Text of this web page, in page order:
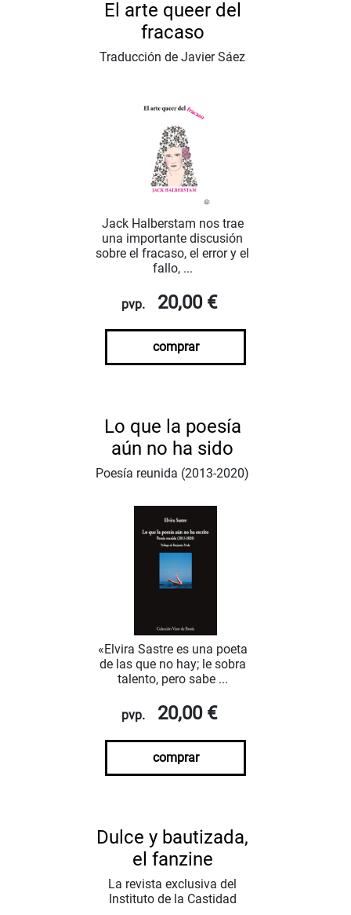
El arte queer del
fracaso
Traducción de Javier Sáez
Jack Halberstam nos trae
una importante discusión
sobre el fracaso, el error y el
fallo, ...
pvp. 20,00 €
comprar
Lo que la poesía
aún no ha sido
Poesía reunida (2013-2020)
«Elvira Sastre es una poeta
de las que no hay; le sobra
talento, pero sabe ...
pvp. 20,00 €
comprar
Dulce y bautizada,
el fanzine
La revista exclusiva del
Instituto de la Castidad